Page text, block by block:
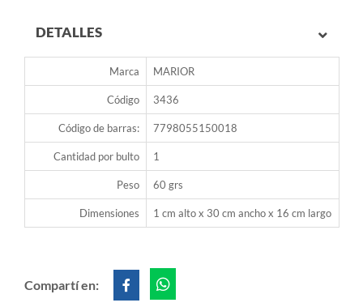
DETALLES
Marca MARIOR
Código 3436
Código de barras: 7798055150018
Cantidad por bulto 1
Peso 60 grs
Dimensiones 1 cm alto x 30 cm ancho x 16 cm largo
Compartí en: